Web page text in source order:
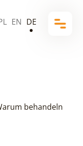
EN DE
behandeln